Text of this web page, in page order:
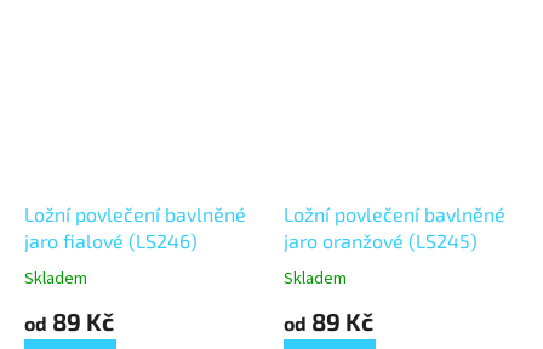
Ložní povlečení bavlněné
jaro fialové (LS246)
Skladem
od 89 Kč
Ložní povlečení bavlněné
jaro oranžové (LS245)
Skladem
od 89 Kč